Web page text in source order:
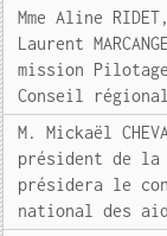
Mme Aline
Laurent
mission
Conseil
M. Mickaël
président de la
présidera le
national des